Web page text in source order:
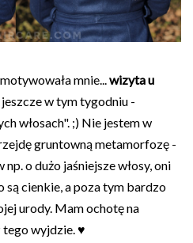
mnie...wizyta u
w tym tygodniu -
włosach". ;) Nie jestem w
gruntowną metamorfozę -
o dużo jaśniejsze włosy, oni
są cienkie, a poza tym bardzo
urody. Mam ochotę na
tego wyjdzie. ♥